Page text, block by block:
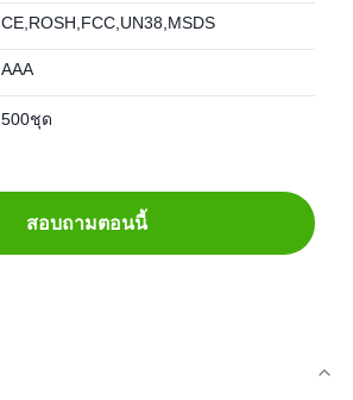
CE,ROSH,FCC,UN38,MSDS
AAA
500ชุด
สอบถามตอนนี้